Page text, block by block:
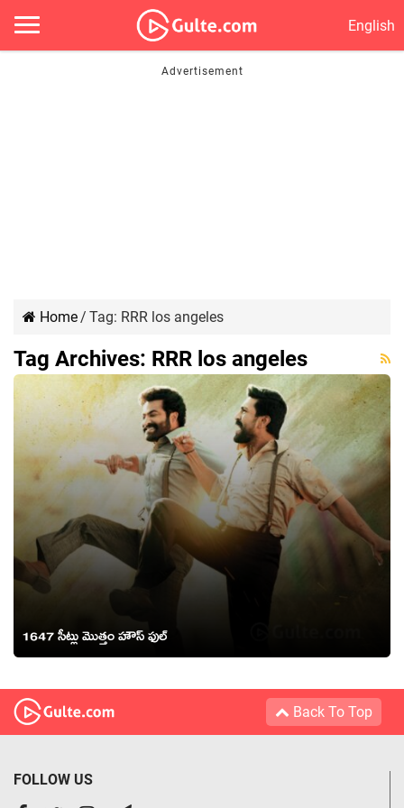
English
Home/ Tag: RRR los angeles
Tag Archives: RRR los angeles
1647 సీట్లు మొత్తం హౌస్ ఫుల్
Back To Top
FOLLOW US